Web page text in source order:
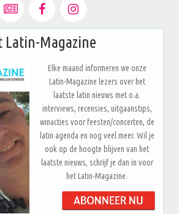
Latin-Magazine
Elke maand informeren we onze
Latin-Magazine lezers over het
laatste latin nieuws met o.a.
interviews, recensies, uitgaanstips,
winacties voor feesten/concerten, de
latin agenda en nog veel meer. Wil je
ook op de hoogte blijven van het
laatste nieuws, schrijf je dan in voor
het Latin-Magazine.